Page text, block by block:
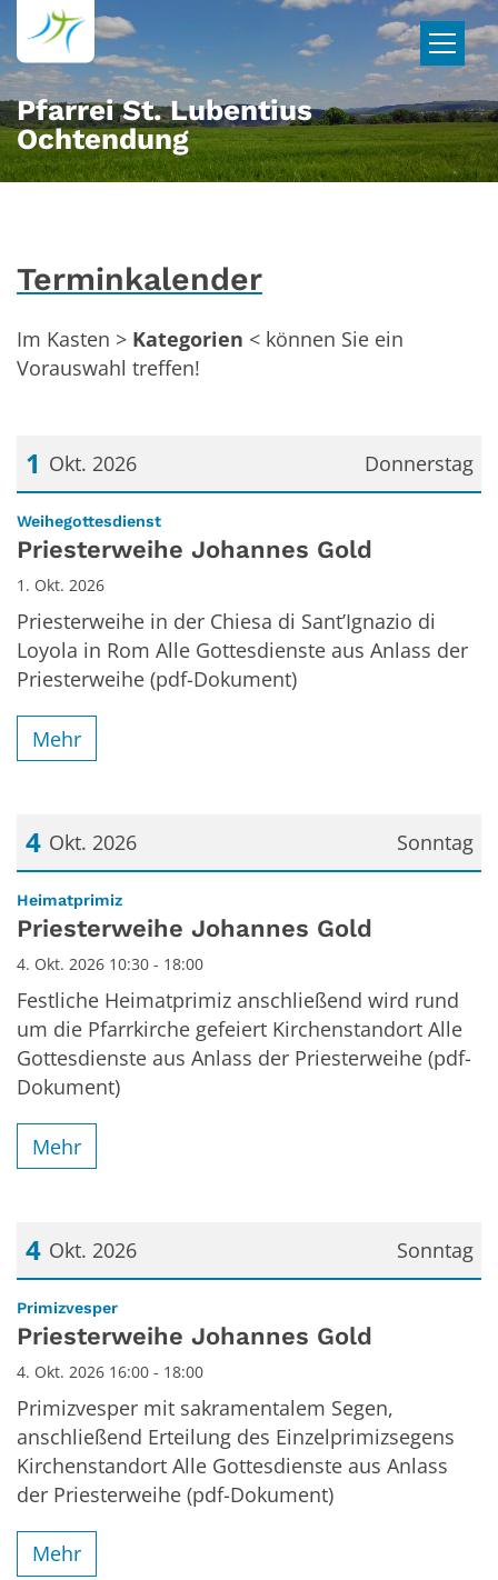
Zum Inhalt springen
Pfarrei St. Lubentius
Ochtendung
Terminkalender
Im Kasten > Kategorien < können Sie ein
Vorauswahl treffen!
Donnerstag
1 Okt. 2026
Datum: 1. Oktober 2026
Weihegottesdienst:
Priesterweihe Johannes Gold
1. Okt. 2026
Priesterweihe in der Chiesa di Sant’Ignazio di
Loyola in Rom Alle Gottesdienste aus Anlass der
Priesterweihe (pdf-Dokument)
Mehr
Sonntag
4 Okt. 2026
Datum: 4. Oktober 2026
Heimatprimiz:
Priesterweihe Johannes Gold
4. Okt. 2026 10:30 - 18:00
Festliche Heimatprimiz anschließend wird rund
um die Pfarrkirche gefeiert Kirchenstandort Alle
Gottesdienste aus Anlass der Priesterweihe (pdf-
Dokument)
Mehr
Sonntag
4 Okt. 2026
Datum: 4. Oktober 2026
Primizvesper:
Priesterweihe Johannes Gold
4. Okt. 2026 16:00 - 18:00
Primizvesper mit sakramentalem Segen,
anschließend Erteilung des Einzelprimizsegens
Kirchenstandort Alle Gottesdienste aus Anlass
der Priesterweihe (pdf-Dokument)
Mehr